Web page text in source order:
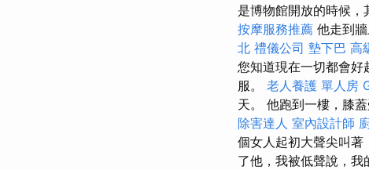
是博物館開放的時候，
按摩服務推薦 他走到
北 禮儀公司 墊下巴 高
您知道現在一切都會好
服。 老人養護 單人房
天。 他跑到一樓，膝
除害達人 室內設計師
個女人起初大聲尖叫著
了他，我被低聲說，我